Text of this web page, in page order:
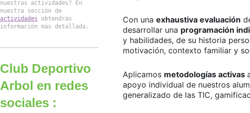
Con una exhaustiva evaluación
desarrollar una programación
y habilidades, de su historia
motivación, contexto familiar y
Aplicamos metodologías activas
apoyo individual de nuestros
generalizado de las TIC,
nuestras actividades? En
actividades obtendrás
información más detallada.
Club Deportivo
Arbol en redes
sociales :